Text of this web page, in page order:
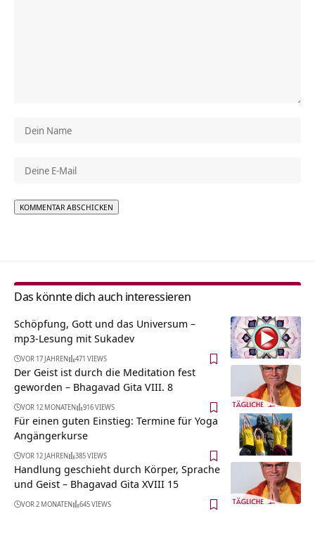
Das könnte dich auch interessieren
Schöpfung, Gott und das Universum –
mp3-Lesung mit Sukadev
VOR 17 JAHREN 471 VIEWS
Der Geist ist durch die Meditation fest
geworden – Bhagavad Gita VIII. 8
VOR 12 MONATEN 916 VIEWS
Für einen guten Einstieg: Termine für Yoga
Angängerkurse
VOR 12 JAHREN 385 VIEWS
Handlung geschieht durch Körper, Sprache
und Geist – Bhagavad Gita XVIII 15
VOR 2 MONATEN 645 VIEWS